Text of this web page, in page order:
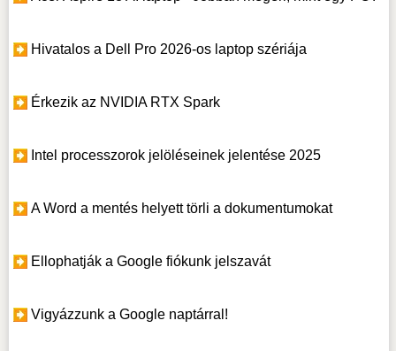
Hivatalos a Dell Pro 2026-os laptop szériája
Érkezik az NVIDIA RTX Spark
Intel processzorok jelöléseinek jelentése 2025
A Word a mentés helyett törli a dokumentumokat
Ellophatják a Google fiókunk jelszavát
Vigyázzunk a Google naptárral!